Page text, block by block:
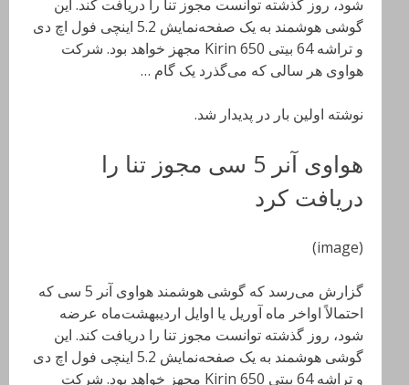
شود، روز گذشته توانست مجوز تنا را دریافت کند. این
گوشی هوشمند به یک صفحه‌نمایش 5.2 اینچی فول اچ دی
و تراشه 64 بیتی Kirin 650 مجهز خواهد بود. شرکت
هواوی هر سالی که می‌گذرد یک گام …
نوشته اولین بار در پدیدار شد.
هواوی آنر 5 سی مجوز تنا را
دریافت کرد
(image)
گزارش می‌رسد که گوشی هوشمند هواوی آنر 5 سی که
احتمالاً اواخر ماه آوریل یا اوایل اردیبهشت‌ماه عرضه
شود، روز گذشته توانست مجوز تنا را دریافت کند. این
گوشی هوشمند به یک صفحه‌نمایش 5.2 اینچی فول اچ دی
و تراشه 64 بیتی Kirin 650 مجهز خواهد بود. شرکت